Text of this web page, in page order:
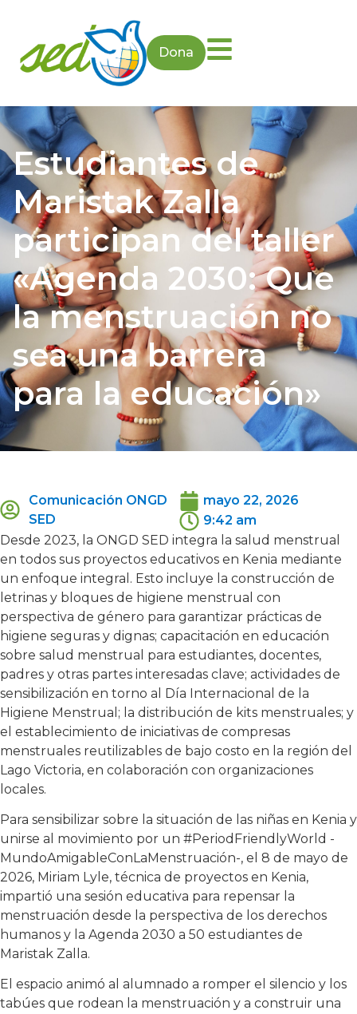
Dona
Estudiantes de
Maristak Zalla
participan del taller
«Agenda 2030: Que
la menstruación no
sea una barrera
para la educación»
Comunicación ONGD
SED
mayo 22, 2026
9:42 am
Desde 2023, la ONGD SED integra la salud menstrual
en todos sus proyectos educativos en Kenia mediante
un enfoque integral. Esto incluye la construcción de
letrinas y bloques de higiene menstrual con
perspectiva de género para garantizar prácticas de
higiene seguras y dignas; capacitación en educación
sobre salud menstrual para estudiantes, docentes,
padres y otras partes interesadas clave; actividades de
sensibilización en torno al Día Internacional de la
Higiene Menstrual; la distribución de kits menstruales; y
el establecimiento de iniciativas de compresas
menstruales reutilizables de bajo costo en la región del
Lago Victoria, en colaboración con organizaciones
locales.
Para sensibilizar sobre la situación de las niñas en Kenia y
unirse al movimiento por un #PeriodFriendlyWorld -
MundoAmigableConLaMenstruación-, el 8 de mayo de
2026, Miriam Lyle, técnica de proyectos en Kenia,
impartió una sesión educativa para repensar la
menstruación desde la perspectiva de los derechos
humanos y la Agenda 2030 a 50 estudiantes de
Maristak Zalla.
El espacio animó al alumnado a romper el silencio y los
tabúes que rodean la menstruación y a construir una